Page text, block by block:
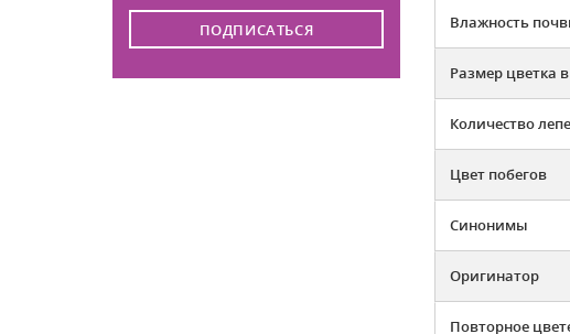
ПОДПИСАТЬСЯ Влажность
Размер цветка
Количество
Цвет побегов
Синонимы
Оригинатор
Повторное